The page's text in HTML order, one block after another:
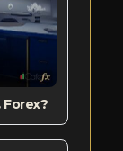
Forex?